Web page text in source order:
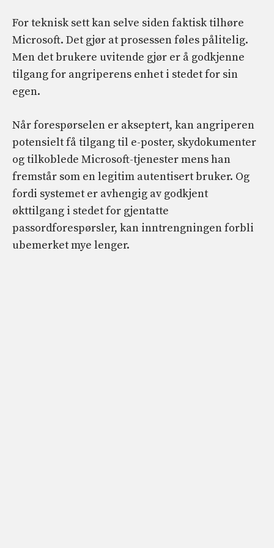
For teknisk sett kan selve siden faktisk tilhøre
Microsoft. Det gjør at prosessen føles pålitelig.
Men det brukere uvitende gjør er å godkjenne
tilgang for angriperens enhet i stedet for sin
egen.
Når forespørselen er akseptert, kan angriperen
potensielt få tilgang til e-poster, skydokumenter
og tilkoblede Microsoft-tjenester mens han
fremstår som en legitim autentisert bruker. Og
fordi systemet er avhengig av godkjent
økttilgang i stedet for gjentatte
passordforespørsler, kan inntrengningen forbli
ubemerket mye lenger.